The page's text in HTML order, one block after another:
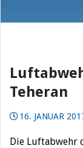
Teheran
16. JANUAR
Die Luftabwehr